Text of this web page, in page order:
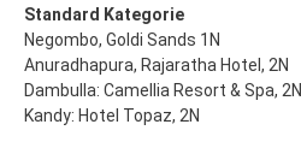
Standard Kategorie
Negombo, Goldi Sands 1N
Anuradhapura, Rajaratha Hotel, 2N
Dambulla: Camellia Resort & Spa, 2N
Kandy: Hotel Topaz, 2N